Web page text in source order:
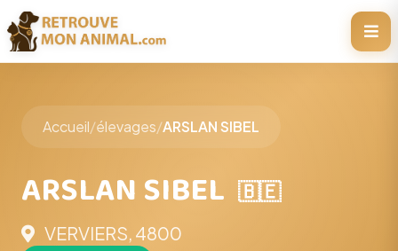
Accueil/élevages/ARSLAN SIBEL
ARSLAN SIBEL 🇧🇪
VERVIERS, 4800